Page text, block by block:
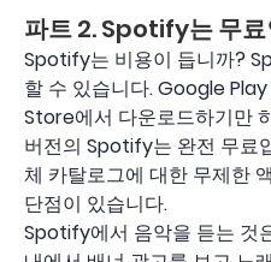
파트 2. Spotify는 무
Spotify는 비용이 듭니까?
할 수 있습니다. Google
Store에서 다운로드하기만
버전의 Spotify는 완전 무료
체 카탈로그에 대한 무제한
단점이 있습니다.
Spotify에서 음악을 듣는 것